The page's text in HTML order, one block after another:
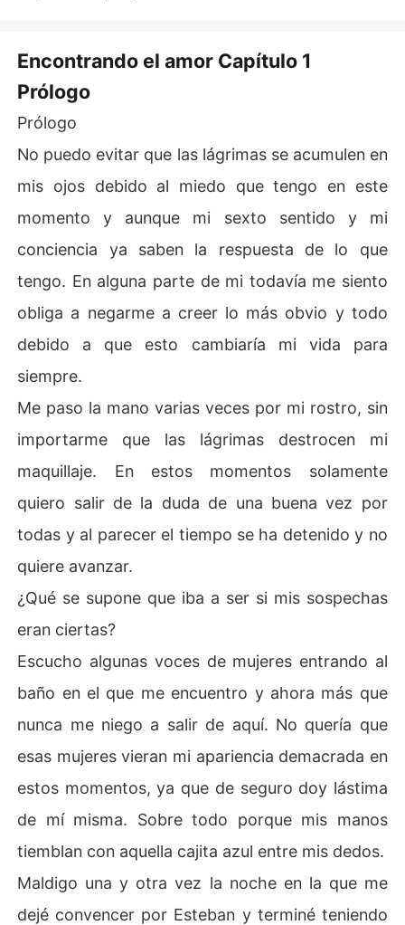
Encontrando el amor Capítulo 1
Prólogo
Prólogo
No puedo evitar que las lágrimas se acumulen en
mis ojos debido al miedo que tengo en este
momento y aunque mi sexto sentido y mi
conciencia ya saben la respuesta de lo que
tengo. En alguna parte de mi todavía me siento
obliga a negarme a creer lo más obvio y todo
debido a que esto cambiaría mi vida para
siempre.
Me paso la mano varias veces por mi rostro, sin
importarme que las lágrimas destrocen mi
maquillaje. En estos momentos solamente
quiero salir de la duda de una buena vez por
todas y al parecer el tiempo se ha detenido y no
quiere avanzar.
¿Qué se supone que iba a ser si mis sospechas
eran ciertas?
Escucho algunas voces de mujeres entrando al
baño en el que me encuentro y ahora más que
nunca me niego a salir de aquí. No quería que
esas mujeres vieran mi apariencia demacrada en
estos momentos, ya que de seguro doy lástima
de mí misma. Sobre todo porque mis manos
tiemblan con aquella cajita azul entre mis dedos.
Maldigo una y otra vez la noche en la que me
dejé convencer por Esteban y terminé teniendo